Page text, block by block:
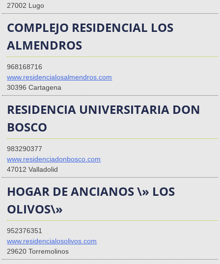
27002 Lugo
COMPLEJO RESIDENCIAL LOS
ALMENDROS
968168716
www.residencialosalmendros.com
30396 Cartagena
RESIDENCIA UNIVERSITARIA DON
BOSCO
983290377
www.residenciadonbosco.com
47012 Valladolid
HOGAR DE ANCIANOS \» LOS
OLIVOS\»
952376351
www.residencialosolivos.com
29620 Torremolinos